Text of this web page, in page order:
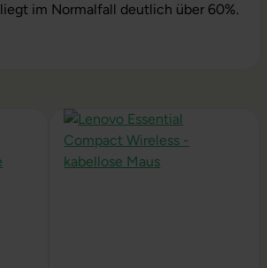
im Normalfall deutlich über 60%.